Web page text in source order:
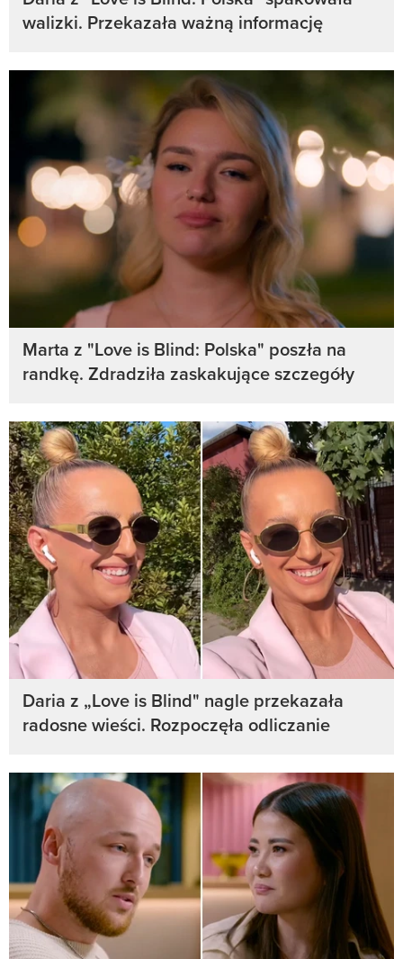
walizki. Przekazała ważną informację
Marta z "Love is Blind: Polska" poszła na
randkę. Zdradziła zaskakujące szczegóły
Daria z „Love is Blind" nagle przekazała
radosne wieści. Rozpoczęła odliczanie